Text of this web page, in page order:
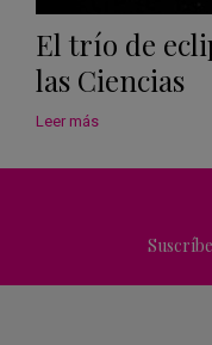
El trío de
las Ciencias
Leer más